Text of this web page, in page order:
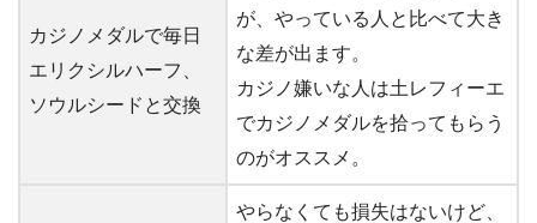
カジノメダルで毎日
エリクシルハーフ、
ソウルシードと交換
が、やっている人と比べて大き
な差が出ます。
カジノ嫌いな人は土レフィーエ
でカジノメダルを拾ってもらう
のがオススメ。
やらなくても損失はないけど、